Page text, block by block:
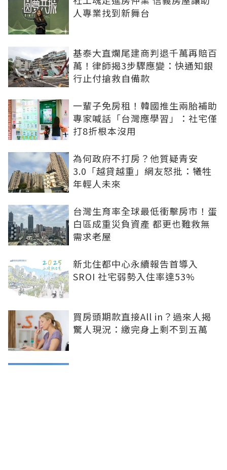
人專業找到新舞台
基泰大直爛尾建商判退千萬再賠百
萬！律師揭3步驟應變：快通知銀
行止付搶救自備款
一輩子免房租！韓國推生兩胎補助
專家喊話「台灣應學習」：社宅僅
打8折根本沒用
為何政府不打房？他質疑青安
3.0「越貸越重」網友怒批：犧牲
年輕人未來
台灣生育率全球最低衝擊房市！蛋
白區成重災負資產 都更也難救無
需求老屋
新北住都中心永續報告首導入
SROI 社宅弱勢入住率達53%
買房頭期款直接All in？過來人揭
驚人現況：繳完身上剩不到五萬